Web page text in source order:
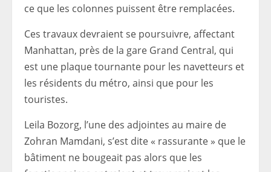
ce que les colonnes puissent être remplacées.
Ces travaux devraient se poursuivre, affectant
Manhattan, près de la gare Grand Central, qui
est une plaque tournante pour les navetteurs et
les résidents du métro, ainsi que pour les
touristes.
Leila Bozorg, l’une des adjointes au maire de
Zohran Mamdani, s’est dite « rassurante » que le
bâtiment ne bougeait pas alors que les